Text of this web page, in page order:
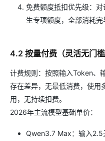
免费额度抵扣优先级：
生专项额度，全部消耗完
4.2 按量付费（灵活无门
计费规则：按照输入Token、
存在差异，无最低消费，使用
用，无持续扣费。
2026年主流模型基础单价：
Qwen3.7 Max：输入2.5